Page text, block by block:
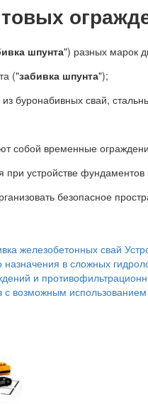
шпунта") разных марок
("забивка шпунта");
буронабивных свай,
собой временные
устройстве фундаментов
безопасное
железобетонных свай
в сложных
и
с возможным